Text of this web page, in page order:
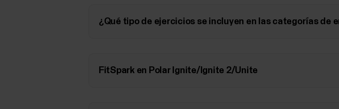
¿Qué tipo de ejercicios se incluyen en las categorías de
FitSpark en Polar Ignite/Ignite 2/Unite